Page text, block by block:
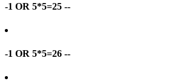
-1 OR 5*5=25 --
-1 OR 5*5=26 --